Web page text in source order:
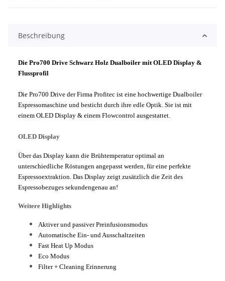
Beschreibung
Die Pro700 Drive Schwarz Holz Dualboiler mit OLED Display &
Flussprofil
Die Pro700 Drive der Firma Profitec ist eine hochwertige Dualboiler
Espressomaschine und besticht durch ihre edle Optik. Sie ist mit
einem OLED Display & einem Flowcontrol ausgestattet.
OLED Display
Über das Display kann die Brühtemperatur optimal an
unterschiedliche Röstungen angepasst werden, für eine perfekte
Espressoextraktion. Das Display zeigt zusätzlich die Zeit des
Espressobezuges sekundengenau an!
Weitere Highlights
Aktiver und passiver Preinfusionsmodus
Automatische Ein- und Ausschaltzeiten
Fast Heat Up Modus
Eco Modus
Filter + Cleaning Erinnerung